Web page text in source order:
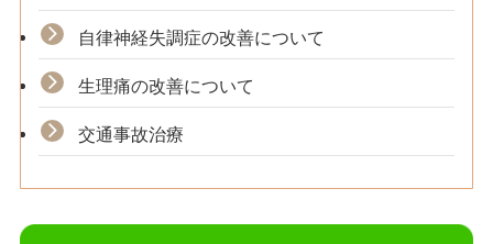
自律神経失調症の改善について
生理痛の改善について
交通事故治療